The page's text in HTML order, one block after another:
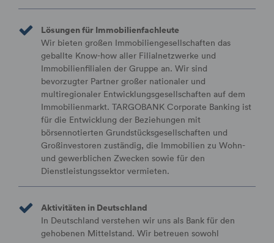
Lösungen für Immobilienfachleute
Wir bieten großen Immobiliengesellschaften das
geballte Know-how aller Filialnetzwerke und
Immobilienfilialen der Gruppe an. Wir sind
bevorzugter Partner großer nationaler und
multiregionaler Entwicklungsgesellschaften auf dem
Immobilienmarkt. TARGOBANK Corporate Banking ist
für die Entwicklung der Beziehungen mit
börsennotierten Grundstücksgesellschaften und
Großinvestoren zuständig, die Immobilien zu Wohn-
und gewerblichen Zwecken sowie für den
Dienstleistungssektor vermieten.
Aktivitäten in Deutschland
In Deutschland verstehen wir uns als Bank für den
gehobenen Mittelstand. Wir betreuen sowohl